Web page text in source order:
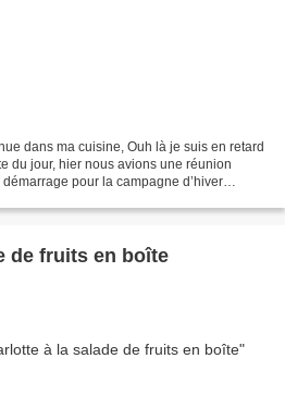
dans ma cuisine, Ouh là je suis en retard
du jour, hier nous avions une réunion
pour la campagne d’hiver
de fruits en boîte